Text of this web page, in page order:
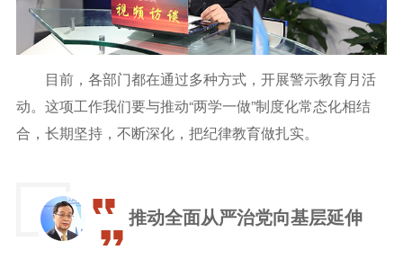
目前，各部门都在通过多种方式，开展警示教育月活
动。这项工作我们要与推动“两学一做”制度化常态化相结
合，长期坚持，不断深化，把纪律教育做扎实。
推动全面从严治党向基层延伸